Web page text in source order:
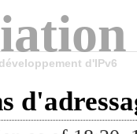
d'IPv6